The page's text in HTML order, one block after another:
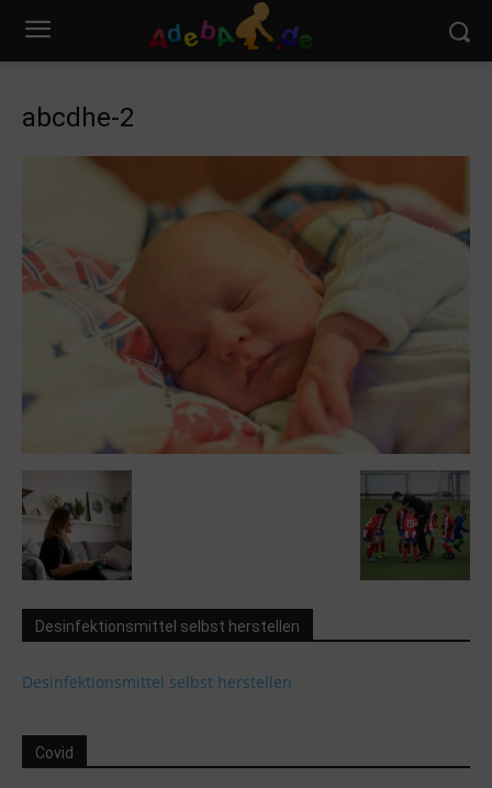
abcdhe-2
Desinfektionsmittel selbst herstellen
Desinfektionsmittel selbst herstellen
Covid